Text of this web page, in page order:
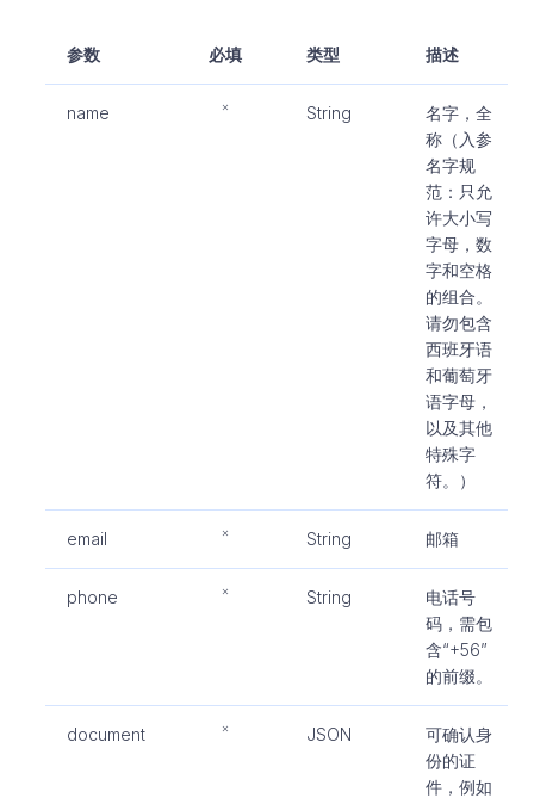
参数 必填 类型 描述
name String
名字，全
称（入参
名字规
范：只允
许大小写
字母，数
字和空格
的组合。
请勿包含
西班牙语
和葡萄牙
语字母，
以及其他
特殊字
符。）
email String 邮箱
phone String
电话号
码，需包
含“+56”
的前缀。
document JSON
可确认身
份的证
件，例如